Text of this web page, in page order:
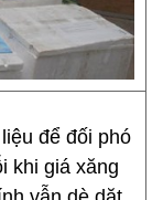
để đối phó
khi giá xăng